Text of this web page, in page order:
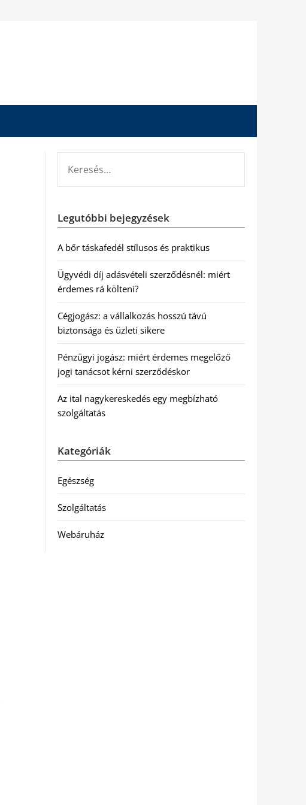
Legutóbbi bejegyzések
A bőr táskafedél stílusos és praktikus
Ügyvédi díj adásvételi szerződésnél: miért
érdemes rá költeni?
Cégjogász: a vállalkozás hosszú távú
biztonsága és üzleti sikere
Pénzügyi jogász: miért érdemes megelőző
jogi tanácsot kérni szerződéskor
Az ital nagykereskedés egy megbízható
szolgáltatás
Kategóriák
Egészség
Szolgáltatás
Webáruház